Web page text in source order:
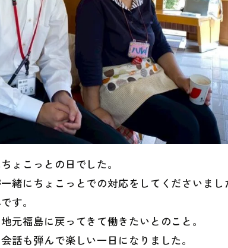
ょこっとの日でした。
緒にちょこっとでの対応をしてくださいまし
す。
元福島に戻ってきて働きたいとのこと。
話も弾んで楽しい一日になりました。